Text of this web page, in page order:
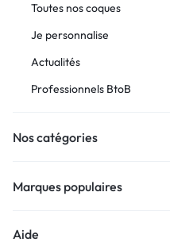
Toutes nos coques
Je personnalise
Actualités
Professionnels BtoB
Nos catégories
Marques populaires
Aide